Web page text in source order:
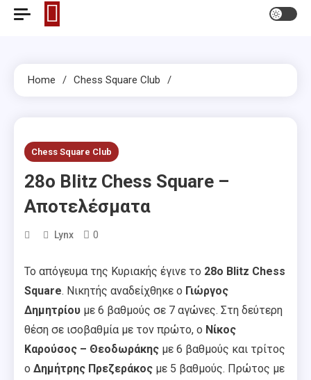
Home Chess Square Club
Chess Square Club
28ο Blitz Chess Square –
Αποτελέσματα
Lynx 0
Το απόγευμα της Κυριακής έγινε το 28ο Blitz Chess
Square. Νικητής αναδείχθηκε ο Γιώργος
Δημητρίου με 6 βαθμούς σε 7 αγώνες. Στη δεύτερη
θέση σε ισοβαθμία με τον πρώτο, ο Νίκος
Καρούσος – Θεοδωράκης με 6 βαθμούς και τρίτος
ο Δημήτρης Πρεζεράκος με 5 βαθμούς. Πρώτος με